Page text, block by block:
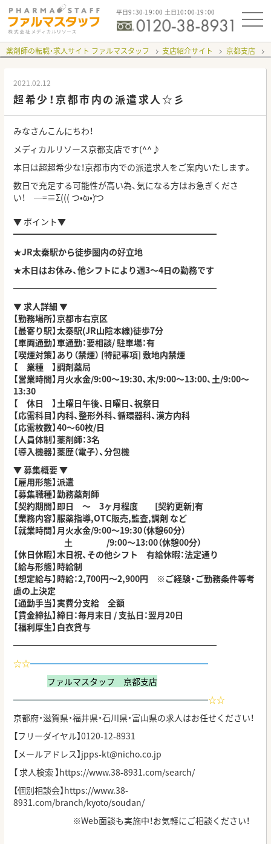
平日9：30-19：00 土日10：00-19：00
薬剤師の転職・求人サイト ファルマスタッフ 支店紹介サイト 京都支店
2021.02.12
超希少！京都市内の派遣求人☆彡
みなさんこんにちわ！
メディカルリソース京都支店です(^^♪
本日は超超希少な！京都市内での派遣求人をご案内いたします。
数日で充足する可能性が高い為、気になる方はお急ぎくださ
い！ ─=≡Σ((( つ•̀ω•́)つ
▼ ポイント▼
━━━━━━━━━━━━━━━━━━━━━━━━
★JR太秦駅から徒歩圏内の好立地
★木日はお休み、他シフトにより週3～4日の勤務です
━━━━━━━━━━━━━━━━━━━━━━━━
▼ 求人詳細 ▼
【勤務場所】京都市右京区
【最寄り駅】太秦駅(JR山陰本線)徒歩7分
【車両通勤】車通勤：要相談/ 駐車場：有
【喫煙対策】あり（禁煙） [特記事項] 敷地内禁煙
【 業種 】調剤薬局
【営業時間】月火水金/9:00～19:30、木/9:00～13:00、 土/9:00～
13:30
【 休日 】土曜日午後、日曜日、祝祭日
【応需科目】内科、整形外科、循環器科、漢方内科
【応需枚数】40～60枚/日
【人員体制】薬剤師：3名
【導入機器】薬歴（電子）、分包機
▼ 募集概要 ▼
【雇用形態】派遣
【募集職種】勤務薬剤師
【契約期間】即日 ～ 3ヶ月程度 [契約更新]有
【業務内容】服薬指導,OTC販売,監査,調剤 など
【就業時間】月火水金/9:00～19:30（休憩60分）
土 /9:00～13:00（休憩00分）
【休日休暇】木日祝、その他シフト 有給休暇：法定通り
【給与形態】時給制
【想定給与】時給：2,700円～2,900円 ※ご経験・ご勤務条件等考
慮の上決定
【通勤手当】実費分支給 全額
【賃金締払】締日：毎月末日 / 支払日：翌月20日
【福利厚生】白衣貸与
━━━━━━━━━━━━━━━━━━━━━━━━
☆☆━━━━━━━━━━━━━━━━━━━━━
ファルマスタッフ 京都支店
━━━━━━━━━━━━━━━━━━━━━━━☆☆
京都府・滋賀県・福井県・石川県・富山県の求人はお任せください！
【フリーダイヤル】0120-12-8931
【メールアドレス】jpps-kt@nicho.co.jp
【 求人検索 】https://www.38-8931.com/search/
【個別相談会】https://www.38-
8931.com/branch/kyoto/soudan/
※Web面談も実施中！お気軽にご相談ください！